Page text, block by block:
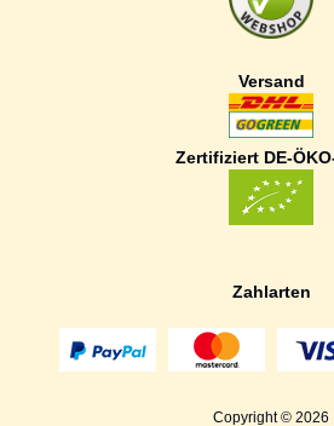
Versand
Zertifiziert DE-
Zahlarten
Copyright © 2026